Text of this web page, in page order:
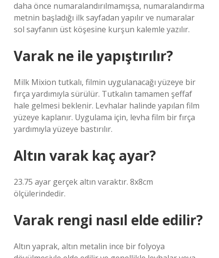
daha önce numaralandırılmamışsa, numaralandırma
metnin başladığı ilk sayfadan yapılır ve numaralar
sol sayfanın üst köşesine kurşun kalemle yazılır.
Varak ne ile yapıştırılır?
Milk Mixion tutkalı, filmin uygulanacağı yüzeye bir
fırça yardımıyla sürülür. Tutkalın tamamen şeffaf
hale gelmesi beklenir. Levhalar halinde yapılan film
yüzeye kaplanır. Uygulama için, levha film bir fırça
yardımıyla yüzeye bastırılır.
Altın varak kaç ayar?
23.75 ayar gerçek altın varaktır. 8x8cm
ölçülerindedir.
Varak rengi nasıl elde edilir?
Altın yaprak, altın metalin ince bir folyoya